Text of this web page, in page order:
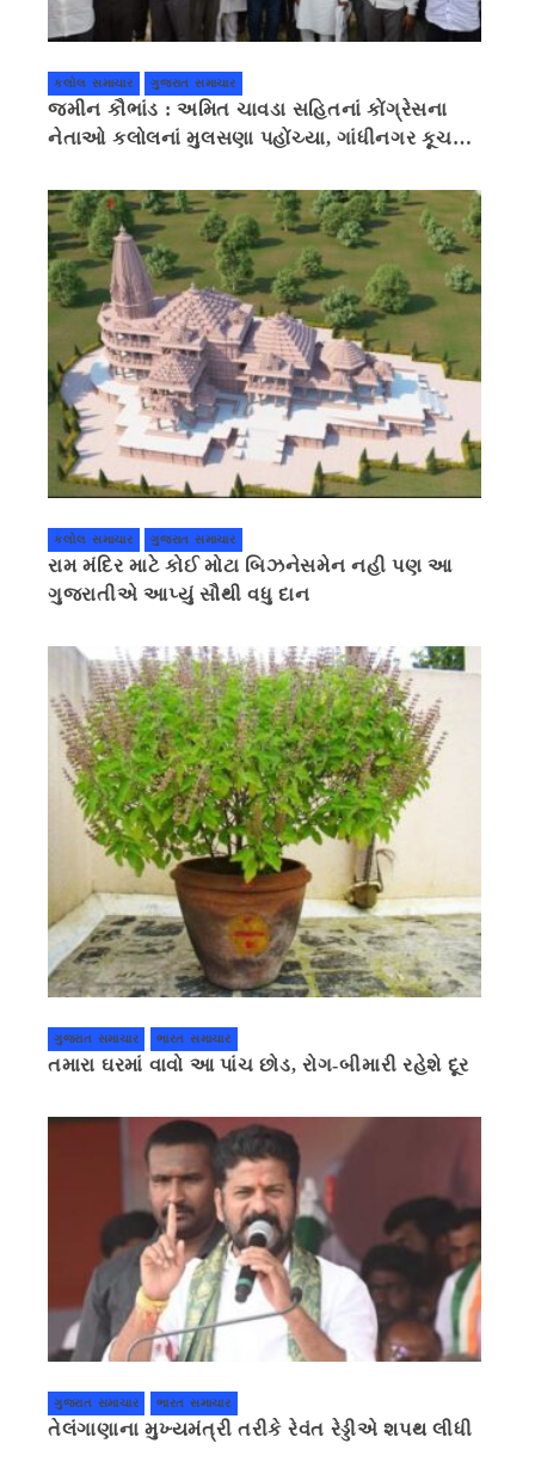
કલોલ સમાચાર ગુજરાત સમાચાર
જમીન કૌભાંડ : અમિત ચાવડા સહિતનાં કોંગ્રેસના
નેતાઓ કલોલનાં મુલસણા પહોંચ્યા, ગાંધીનગર કૂચ
કલોલ સમાચાર ગુજરાત સમાચાર
રામ મંદિર માટે કોઈ મોટા બિઝનેસમેન નહી પણ આ
ગુજરાતીએ આપ્યું સૌથી વધુ દાન
ગુજરાત સમાચાર ભારત સમાચાર
તમારા ઘરમાં વાવો આ પાંચ છોડ, રોગ-બીમારી રહેશે દૂર
ગુજરાત સમાચાર ભારત સમાચાર
તેલંગાણાના મુખ્યમંત્રી તરીકે રેવંત રેડ્ડીએ શપથ લીધી